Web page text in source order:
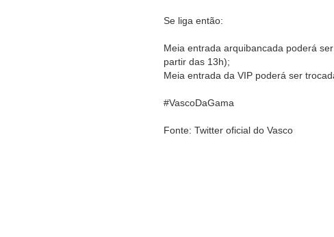
Se liga então:
Meia entrada arquibancada poderá
partir das 13h);
Meia entrada da VIP poderá ser
#VascoDaGama
Fonte: Twitter oficial do Vasco